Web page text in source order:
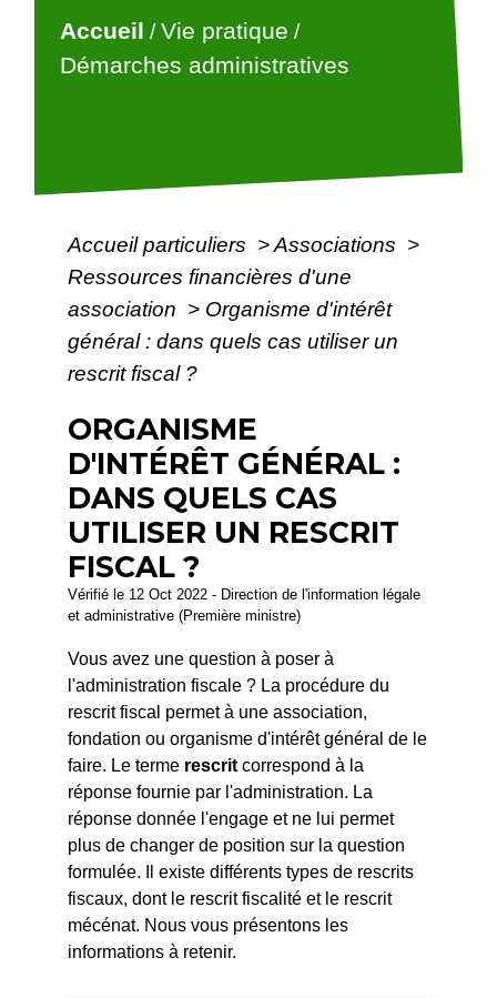
Accueil /Vie pratique /
Démarches administratives
Accueil particuliers >Associations >
Ressources financières d'une
association > Organisme d'intérêt
général : dans quels cas utiliser un
rescrit fiscal ?
ORGANISME
D'INTÉRÊT GÉNÉRAL :
DANS QUELS CAS
UTILISER UN RESCRIT
FISCAL ?
Vérifié le 12 Oct 2022 - Direction de l'information légale
et administrative (Première ministre)
Vous avez une question à poser à
l'administration fiscale ? La procédure du
rescrit fiscal permet à une association,
fondation ou organisme d'intérêt général de le
faire. Le terme rescrit correspond à la
réponse fournie par l'administration. La
réponse donnée l'engage et ne lui permet
plus de changer de position sur la question
formulée. Il existe différents types de rescrits
fiscaux, dont le rescrit fiscalité et le rescrit
mécénat. Nous vous présentons les
informations à retenir.